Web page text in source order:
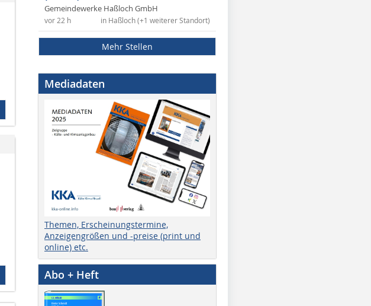
Gemeindewerke Haßloch GmbH
in Haßloch (+1 weiterer Standort)
vor 22 h
Mehr Stellen
Mediadaten
Themen, Erscheinungstermine,
Anzeigengrößen und -preise (print und
online) etc.
Abo + Heft